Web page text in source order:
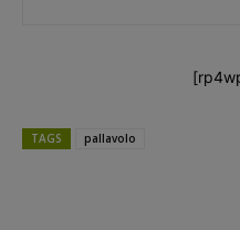
TAGS pallavolo